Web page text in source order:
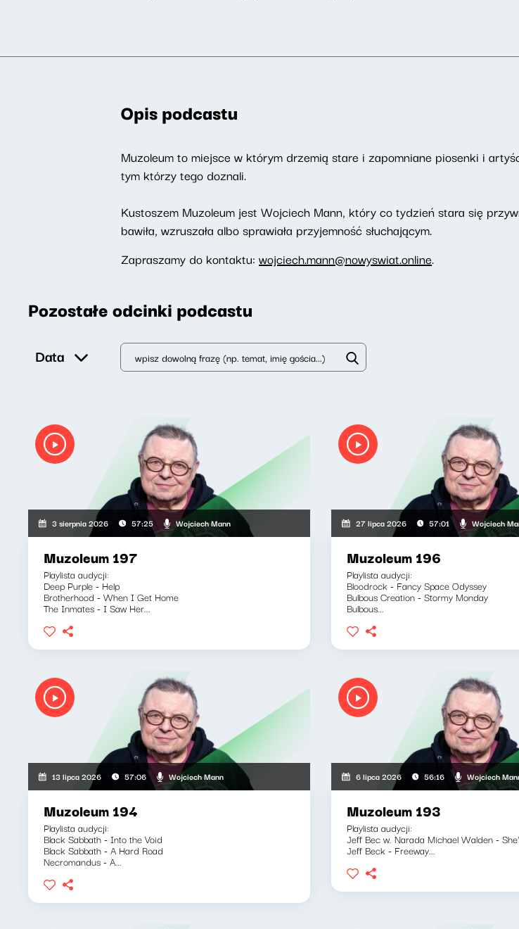
Opis podcastu
Muzoleum to miejsce w którym drzemią stare i zapomniane piosenki i
tym którzy tego doznali.
Kustoszem Muzoleum jest Wojciech Mann, który co tydzień stara się
bawiła, wzruszała albo sprawiała przyjemność słuchającym.
Zapraszamy do kontaktu: wojciech.mann@nowyswiat.online.
Pozostałe odcinki podcastu
Data
3 sierpnia 2026 57:25 Wojciech Mann
Muzoleum 197
Playlista audycji:
Deep Purple - Help
Brotherhood - When I Get Home
The Inmates - I Saw Her...
27 lipca 2026 57:01 Wojciech
Muzoleum 196
Playlista audycji:
Bloodrock - Fancy Space Odyssey
Bulbous Creation - Stormy Monday
Bulbous...
13 lipca 2026 57:06 Wojciech Mann
Muzoleum 194
Playlista audycji:
Black Sabbath - Into the Void
Black Sabbath - A Hard Road
Necromandus - A...
6 lipca 2026 56:16 Wojciech
Muzoleum 193
Playlista audycji:
Jeff Bec w. Narada Michael Walden -
Jeff Beck - Freeway...